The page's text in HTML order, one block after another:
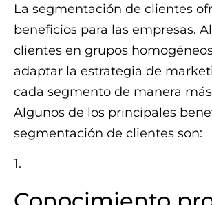
La segmentación de clientes
beneficios para las empresas.
clientes en grupos
adaptar la estrategia de
cada segmento de manera
Algunos de los principales
segmentación de clientes son:
1.